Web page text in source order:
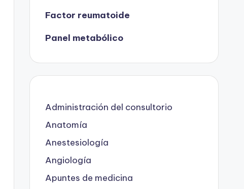
Factor reumatoide
Panel metabólico
Administración del consultorio
Anatomía
Anestesiología
Angiología
Apuntes de medicina